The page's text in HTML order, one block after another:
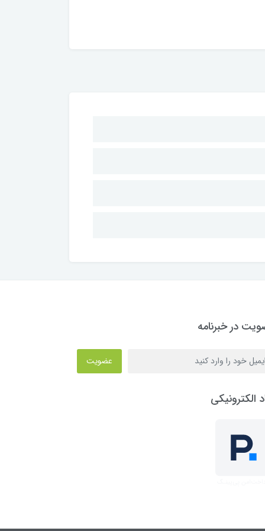
در خبرنامه
عضویت
الکترونیکی